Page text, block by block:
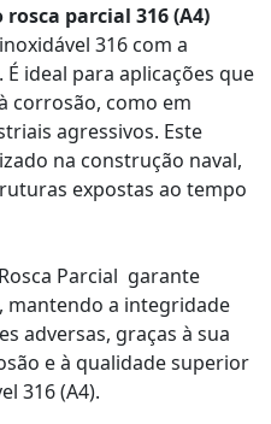
2. 1. 5/8 - 11 X 3 RP 316
(A4)
2. 1. 5/8 - 11 X 3-1/2 RP
316 (A4)
2. 1. 5/8 - 11 X 4 RP 316
2. 1. 3/4 - 10 X 2-1/2 RP
316 (A4)
2. 1. 3/4 - 10 X 3 RP 316
(A4)
parcial 316 (A4)
316 com a
ideal para aplicações que
corrosão, como em
agressivos. Este
na construção naval,
expostas ao tempo
Parcial garante
mantendo a integridade
adversas, graças à sua
e à qualidade superior
316 (A4).